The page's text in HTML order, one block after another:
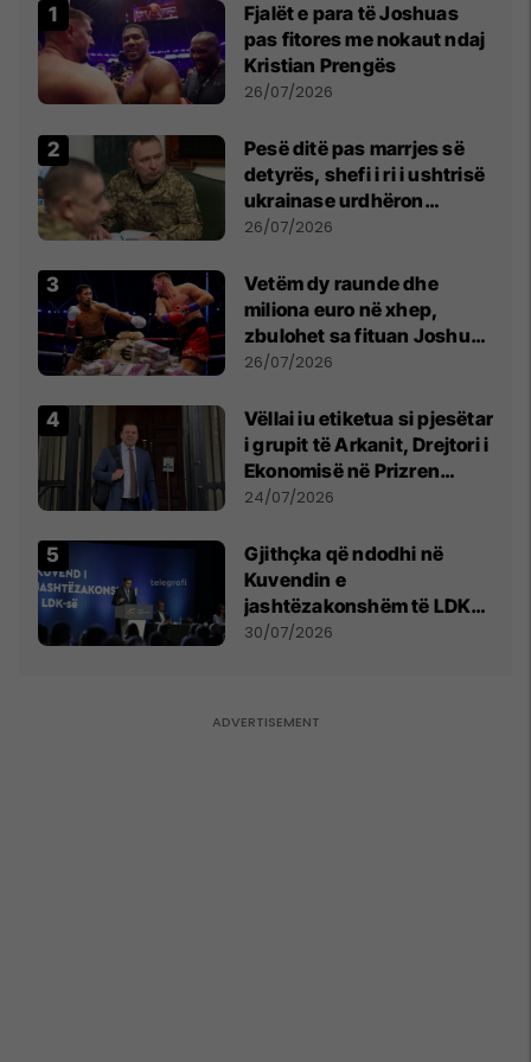
Fjalët e para të Joshuas
pas fitores me nokaut ndaj
Kristian Prengës
26/07/2026
Pesë ditë pas marrjes së
detyrës, shefi i ri i ushtrisë
ukrainase urdhëron
kontroll të madh
26/07/2026
Vetëm dy raunde dhe
miliona euro në xhep,
zbulohet sa fituan Joshua
e Prenga
26/07/2026
Vëllai iu etiketua si pjesëtar
i grupit të Arkanit, Drejtori i
Ekonomisë në Prizren
mohon pretendimet
24/07/2026
Gjithçka që ndodhi në
Kuvendin e
jashtëzakonshëm të LDK-
së
30/07/2026